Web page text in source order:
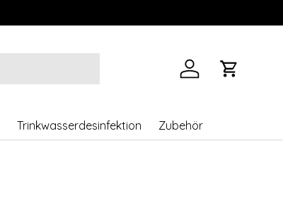
Einloggen
Trinkwasserdesinfektion Zubehör